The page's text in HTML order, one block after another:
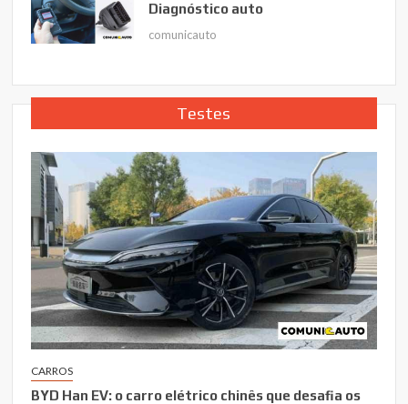
Diagnóstico auto
comunicauto
Testes
CARROS
BYD Han EV: o carro elétrico chinês que desafia os